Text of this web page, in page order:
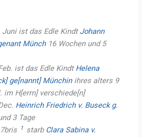
Juni ist das Edle Kindt Johann
Münch16 Wochen und 5
ist das Edle Kindt Helena
ge[nannt] Münchinihres alters 9
im H[errn] verschiede[n]
Heinrich Friedrich v. Buseck g.
3 Tage
1 starb Clara Sabina v.